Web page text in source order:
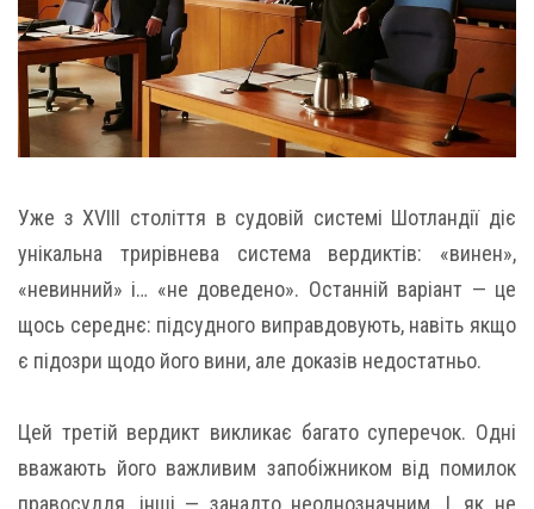
Уже з XVIII століття в судовій системі Шотландії діє
унікальна трирівнева система вердиктів: «винен»,
«невинний» і… «не доведено». Останній варіант — це
щось середнє: підсудного виправдовують, навіть якщо
є підозри щодо його вини, але доказів недостатньо.
Цей третій вердикт викликає багато суперечок. Одні
вважають його важливим запобіжником від помилок
правосуддя, інші — занадто неоднозначним. І, як не